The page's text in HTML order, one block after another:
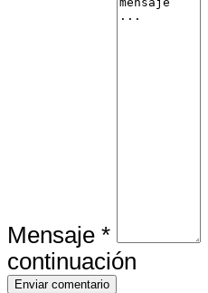
Mensaje *
continuación